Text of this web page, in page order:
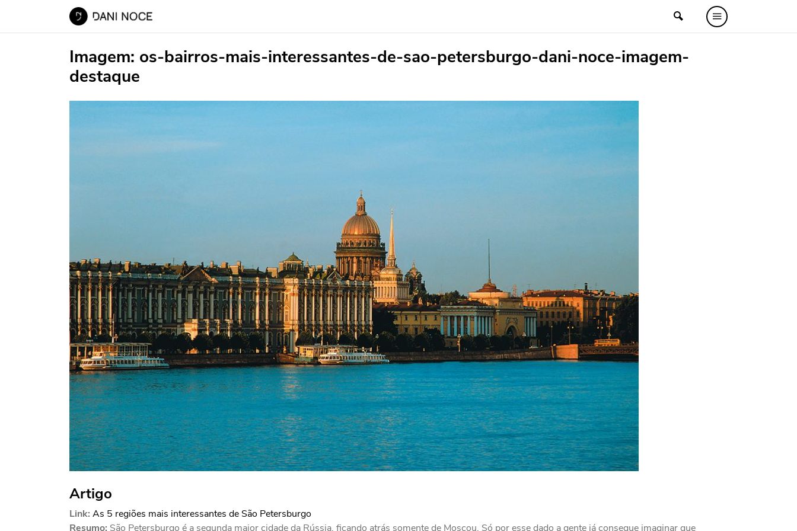
Imagem: os-bairros-mais-interessantes-de-sao-petersburgo-dani-noce-imagem-
destaque
Artigo
Link: As 5 regiões mais interessantes de São Petersburgo
Resumo: São Petersburgo é a segunda maior cidade da Rússia, ficando atrás somente de Moscou. Só por esse dado a gente já consegue imaginar que